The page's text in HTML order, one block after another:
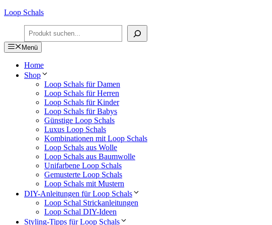
Zum
springen
Loop Schals
Suchen
Menü
Home
Shop
Loop Schals für Damen
Loop Schals für Herren
Loop Schals für Kinder
Loop Schals für Babys
Günstige Loop Schals
Luxus Loop Schals
Kombinationen mit Loop Schals
Loop Schals aus Wolle
Loop Schals aus Baumwolle
Unifarbene Loop Schals
Gemusterte Loop Schals
Loop Schals mit Mustern
DIY-Anleitungen für Loop Schals
Loop Schal Strickanleitungen
Loop Schal DIY-Ideen
Styling-Tipps für Loop Schals